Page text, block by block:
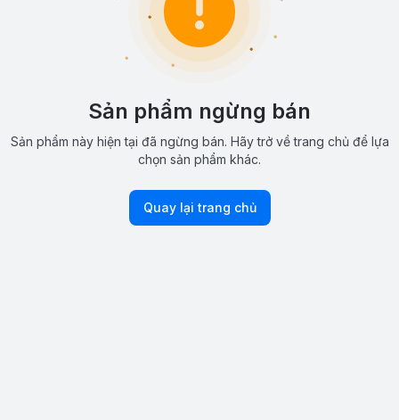
Sản phẩm ngừng bán
Sản phẩm này hiện tại đã ngừng bán. Hãy trở về trang chủ để lựa
chọn sản phẩm khác.
Quay lại trang chủ